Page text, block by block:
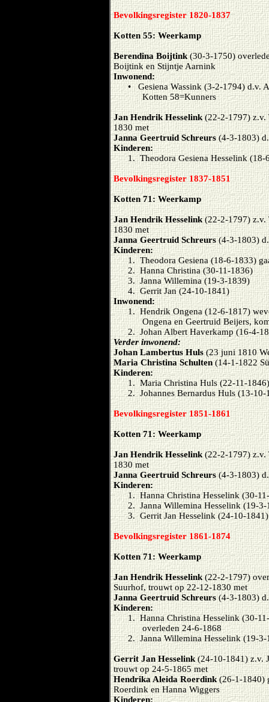
Bevolkingsregister 1820-1837
Kotten 55: Weerkamp
Berendina Boijtink(30-3-1750)
Boijtink en Stijntje Aarnink
Inwonend:
• Gesiena Wassink (3-2-1794) d.v.
Kotten 58=Kunners
Jan Hendrik Hesselink(22-2-1797) z.v.
1830 met
Janna Geertruid Schreurs(4-3-1803)
Kinderen:
1. Theodora Gesiena Hesselink (18-
Bevolkingsregister 1837-1851
Kotten 71: Weerkamp
Jan Hendrik Hesselink(22-2-1797) z.v.
1830 met
Janna Geertruid Schreurs(4-3-1803)
Kinderen:
1. Theodora Gesiena (18-6-1833)
2. Hanna Christina (30-11-1836)
3. Janna Willemina (19-3-1839)
4. Gerrit Jan (24-10-1841)
Inwonend:
1. Hendrik Ongena (12-6-1817)
Ongena en Geertruid Beijers,
2. Johan Albert Haverkamp (16-4-
Verder inwonend:
Johan Lambertus Huls(23 juni 1810
Maria Christina Schulten(14-1-1822
Kinderen:
1. Maria Christina Huls (22-11-1846)
2. Johannes Bernardus Huls (13-10-
Bevolkingsregister 1851-1861
Kotten 71: Weerkamp
Jan Hendrik Hesselink(22-2-1797) z.v.
1830 met
Janna Geertruid Schreurs(4-3-1803)
Kinderen:
1. Hanna Christina Hesselink (30-
2. Janna Willemina Hesselink (19-3-
3. Gerrit Jan Hesselink (24-10-1841)
Bevolkingsregister 1861-1874
Kotten 71: Weerkamp
Jan Hendrik Hesselink(22-2-1797)
Suurhof, trouwt op 22-12-1830 met
Janna Geertruid Schreurs(4-3-1803)
Kinderen:
1. Hanna Christina Hesselink (30-
overleden 24-6-1868
2. Janna Willemina Hesselink (19-
Gerrit Jan Hesselink(24-10-1841) z.v.
trouwt op 24-5-1865 met
Hendrika Aleida Roerdink(26-1-1840)
Roerdink en Hanna Wiggers
Kinderen: